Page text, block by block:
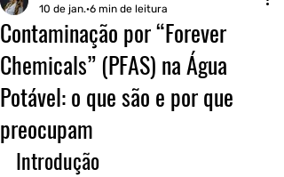
Contaminação por “Forever
Chemicals” (PFAS) na Água
Potável: o que são e por que
preocupam
10 de jan. 6 min de leitura
Introdução